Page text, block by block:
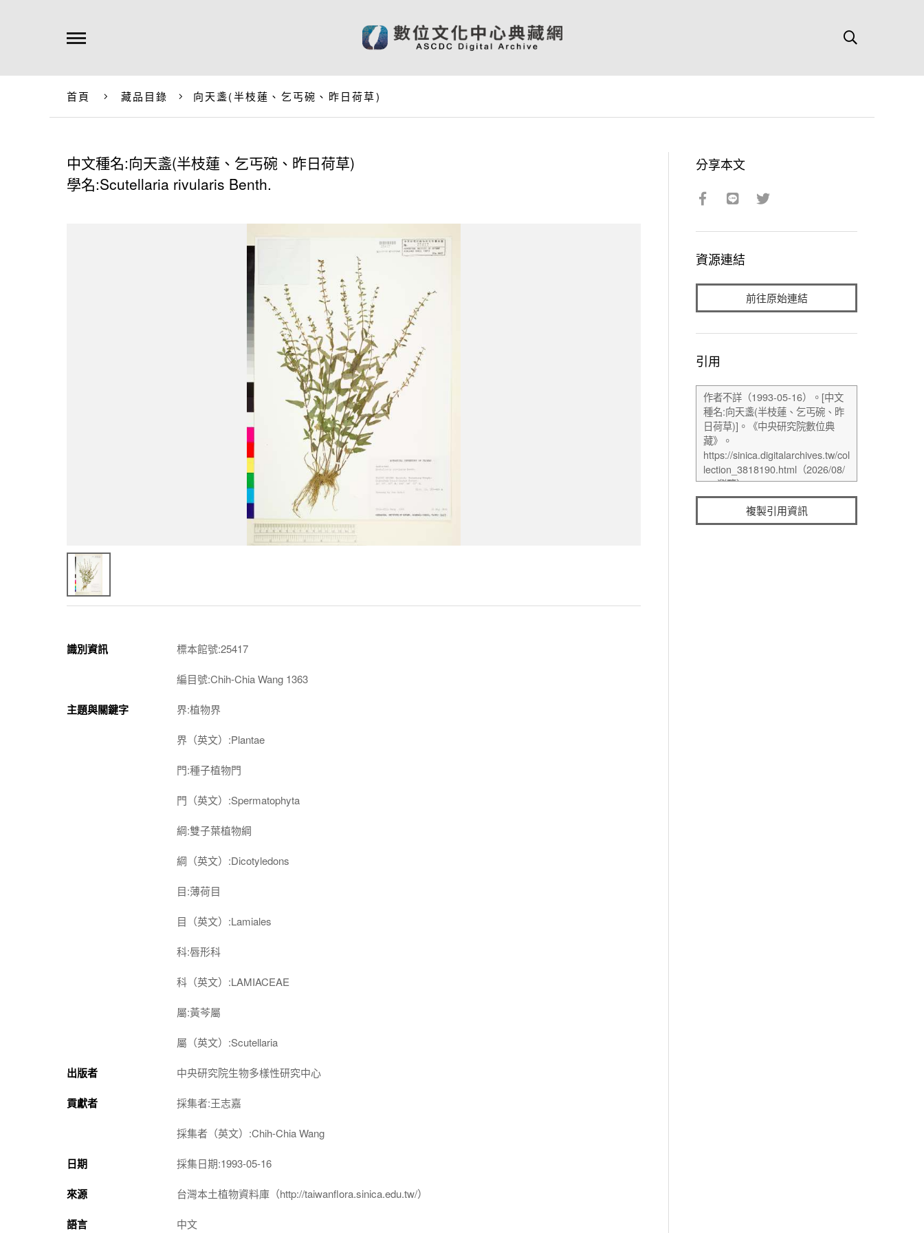
首頁 藏品目錄 向天盞(半枝蓮、乞丐碗、昨日荷草)
中文種名:向天盞(半枝蓮、乞丐碗、昨日荷草)
學名:Scutellaria rivularis Benth.
識別資訊 標本館號:25417
編目號:Chih-Chia Wang 1363
主題與關鍵字 界:植物界
界（英文）:Plantae
門:種子植物門
門（英文）:Spermatophyta
綱:雙子葉植物綱
綱（英文）:Dicotyledons
目:薄荷目
目（英文）:Lamiales
科:唇形科
科（英文）:LAMIACEAE
屬:黃芩屬
屬（英文）:Scutellaria
出版者 中央研究院生物多樣性研究中心
貢獻者 採集者:王志嘉
採集者（英文）:Chih-Chia Wang
日期 採集日期:1993-05-16
來源 台灣本土植物資料庫（http://taiwanflora.sinica.edu.tw/）
語言 中文
分享本文
資源連結
前往原始連結
引用
複製引用資訊